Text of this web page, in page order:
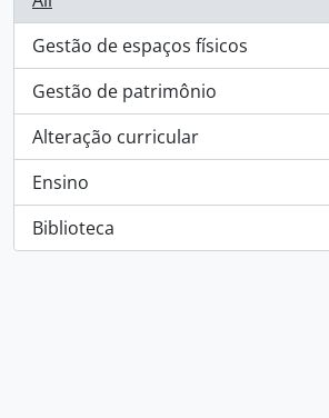
Gestão de espaços físicos
, 5 results
Gestão de patrimônio
, 2 results
Alteração curricular
, 2 results
Ensino
, 1 results
Biblioteca
, 1 results